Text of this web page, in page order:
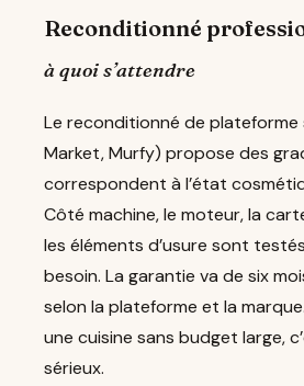
Reconditionné
à quoi s’attendre
Le reconditionné de plateforme
Market, Murfy) propose des
correspondent à l’état
Côté machine, le moteur, la
les éléments d’usure sont
besoin. La garantie va de six
selon la plateforme et la
une cuisine sans budget large,
sérieux.